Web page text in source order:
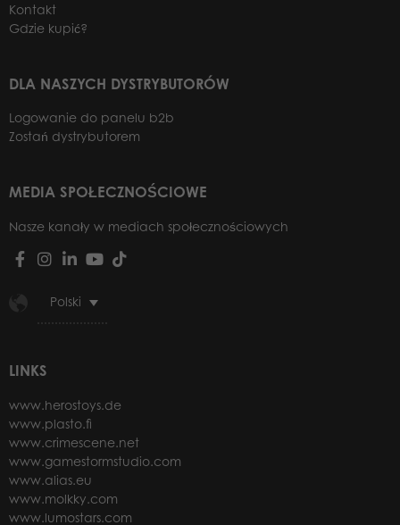
Kontakt
Gdzie kupić?
DLA NASZYCH DYSTRYBUTORÓW
Logowanie do panelu b2b
Zostań dystrybutorem
MEDIA SPOŁECZNOŚCIOWE
Nasze kanały w mediach społecznościowych
Polski
LINKS
www.herostoys.de
www.plasto.fi
www.crimescene.net
www.gamestormstudio.com
www.alias.eu
www.molkky.com
www.lumostars.com